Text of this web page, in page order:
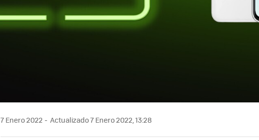
7 Enero 2022 Actualizado 7 Enero 2022, 13:28